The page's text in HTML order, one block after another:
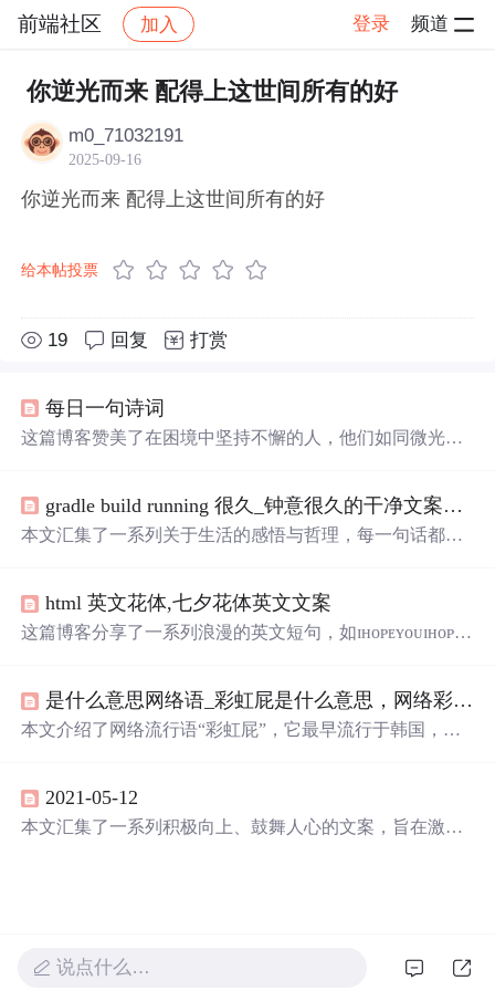
前端社区 加入 登录 频道
社区 前端社区 感慨 帖子详情
你逆光而来 配得上这世间所有的好
m0_71032191
2025-09-16
你逆光而来 配得上这世间所有的好
给本帖投票
19 回复 打赏
每日一句诗词
这篇博客赞美了在困境中坚持不懈的人，他们如同微光，
成为照亮世界的光。
gradle build running 很久_钟意很久的干净文案语录
本文汇集了一系列关于生活的感悟与哲理，每一句话都是
及如何寻找生活中的小确幸。
html 英文花体,七夕花体英文文案
这篇博客分享了一系列浪漫的英文短句，如ɪʜᴏᴘᴇʏᴏᴜɪʜᴏᴘᴇʏ
媒体上的文案。文章结尾提醒读者将作者设为星标，不错
过每期更新。
是什么意思网络语_彩虹屁是什么意思，网络彩虹屁夸人语录大全，彩虹屁是什么梗...
本文介绍了网络流行语“彩虹屁”，它最早流行于韩国，原
2021-05-12
本文汇集了一系列积极向上、鼓舞人心的文案，旨在激励
说点什么…